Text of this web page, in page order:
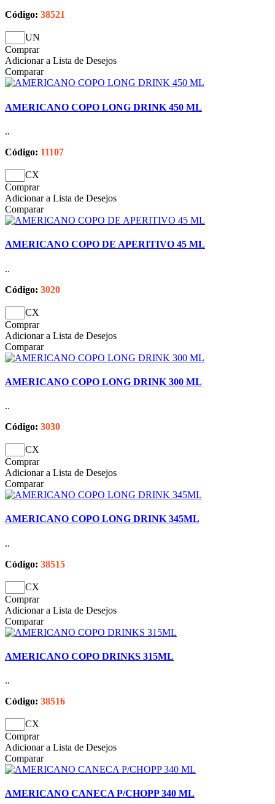
Código: 38521
UN
Comprar
Adicionar a Lista de Desejos
Comparar
AMERICANO COPO LONG DRINK 450 ML
..
Código: 11107
CX
Comprar
Adicionar a Lista de Desejos
Comparar
AMERICANO COPO DE APERITIVO 45 ML
..
Código: 3020
CX
Comprar
Adicionar a Lista de Desejos
Comparar
AMERICANO COPO LONG DRINK 300 ML
..
Código: 3030
CX
Comprar
Adicionar a Lista de Desejos
Comparar
AMERICANO COPO LONG DRINK 345ML
..
Código: 38515
CX
Comprar
Adicionar a Lista de Desejos
Comparar
AMERICANO COPO DRINKS 315ML
..
Código: 38516
CX
Comprar
Adicionar a Lista de Desejos
Comparar
AMERICANO CANECA P/CHOPP 340 ML